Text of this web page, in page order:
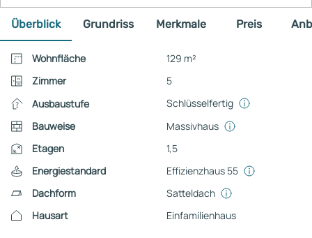
Überblick Grundriss Merkmale Preis
Wohnfläche
129 m²
Zimmer
5
Ausbaustufe
Schlüsselfertig
Bauweise
Massivhaus
Etagen
1,5
Energiestandard
Effizienzhaus 55
Dachform
Satteldach
Hausart
Einfamilienhaus